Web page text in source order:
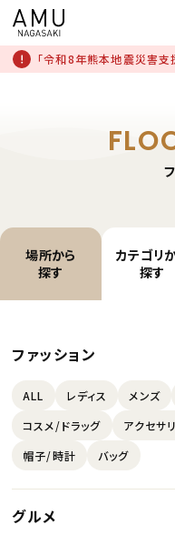
「令和8年熊本地震災害支
場所から
探す
カテゴリ
探す
ファッション
ALL レディス メンズ
コスメ/ドラッグ
アクセサ
帽子/時計
バッグ
グルメ